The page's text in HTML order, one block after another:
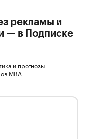
рекламы и
— в Подписке
и прогнозы
MBA